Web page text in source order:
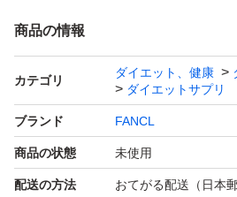
商品の情報
カテゴリ
ダイエット、健康
ダイエットサプリ
ブランド FANCL
商品の状態 未使用
配送の方法 おてがる配送（日本郵